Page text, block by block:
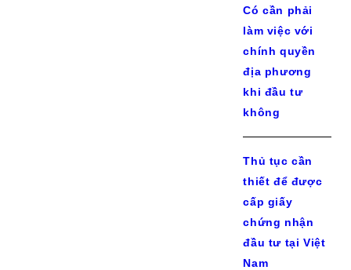
Có cần phải
làm việc với
chính quyền
địa phương
khi đầu tư
không
Thủ tục cần
thiết để được
cấp giấy
chứng nhận
đầu tư tại Việt
Nam